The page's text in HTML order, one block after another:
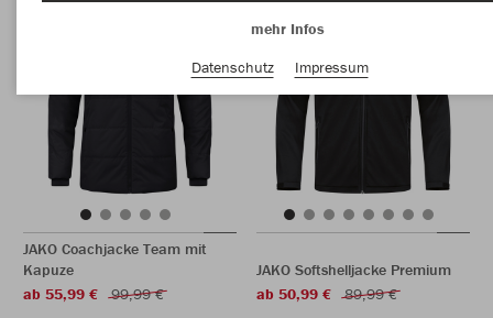
JAKO Coachjacke Team mit
Kapuze
ab 55,99 €
99,99 €
JAKO Softshelljacke Premium
ab 50,99 €
89,99 €
mehr Infos
Datenschutz
Impressum